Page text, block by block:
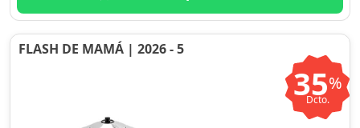
FLASH DE MAMÁ | 2026 - 5
35%
Dcto.